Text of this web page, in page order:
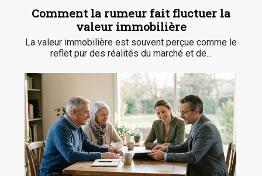
Comment la rumeur fait fluctuer la
valeur immobilière
La valeur immobilière est souvent perçue comme le
reflet pur des réalités du marché et de...